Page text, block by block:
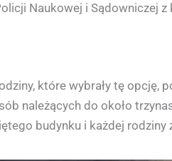
Naukowej i Sądowniczej
które wybrały tę opcję,
należących do około
budynku i każdej